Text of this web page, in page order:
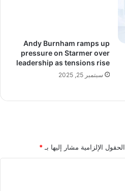
Andy Burnham ramps up
pressure on Starmer over
leadership as tensions rise
سبتمبر 25, 2025
الحقول الإلزامية مشار إليها بـ*